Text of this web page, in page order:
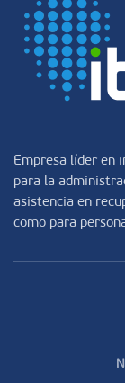
Empresa líder en
para la
asistencia en
como para